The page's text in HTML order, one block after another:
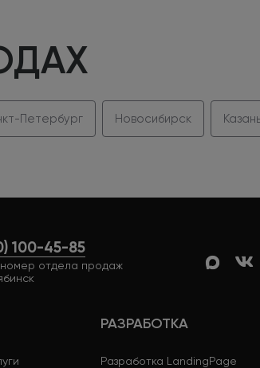
Петербург Новосибирск
100-45-85
отдела продаж
РАЗРАБОТКА
Разработка LandingPage